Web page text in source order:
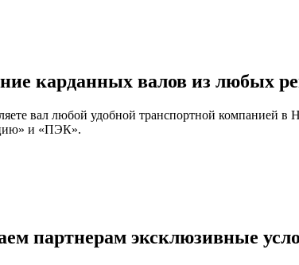
карданных валов из любых
вал любой удобной транспортной
и «ПЭК».
партнерам эксклюзивные